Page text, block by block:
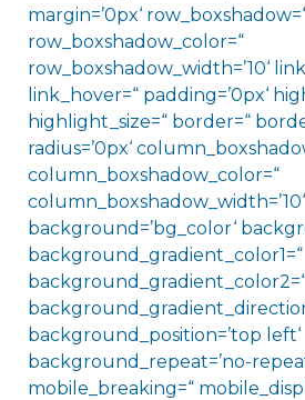
margin=’0px‘
row_boxshadow_color=“
row_boxshadow_width=’10‘
link_hover=“ padding=’0px‘
highlight_size=“ border=“
radius=’0px‘
column_boxshadow_color=“
column_boxshadow_width=’10‘
background=’bg_color‘
background_gradient_color1=“
background_position=’top left‘
background_repeat=’no-
mobile_breaking=“